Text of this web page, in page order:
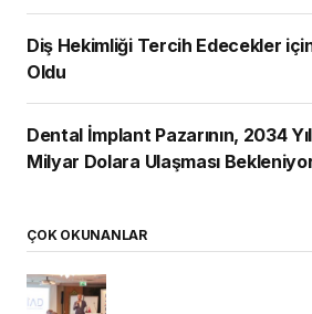
Diş Hekimliği Tercih Edecekler için Kontenjanlar
Oldu
Dental İmplant Pazarının, 2034
Milyar Dolara Ulaşması
ÇOK OKUNANLAR